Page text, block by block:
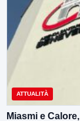
ATTUALITÀ
Miasmi e